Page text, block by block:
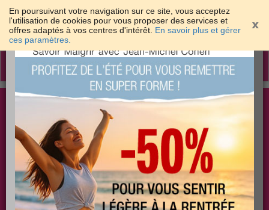
En poursuivant votre navigation sur ce site, vous acceptez
l'utilisation de cookies pour vous proposer des services et
offres adaptés à vos centres d'intérêt. En savoir plus et gérer
ces paramètres.
Toggle
Les meilleures solutions pour maigrir et être bien
dans sa peau
PLUS PLUS PLUS
×